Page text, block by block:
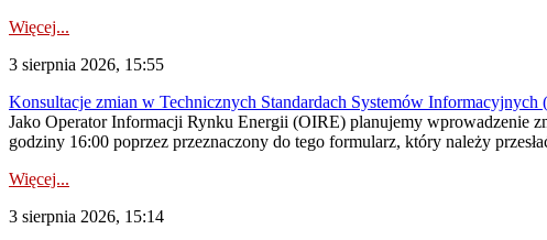
Więcej...
3 sierpnia 2026, 15:55
Konsultacje zmian w Technicznych Standardach Systemów Informacyjnych
Jako Operator Informacji Rynku Energii (OIRE) planujemy wprowadzenie
godziny 16:00 poprzez przeznaczony do tego formularz, który należy
Więcej...
3 sierpnia 2026, 15:14